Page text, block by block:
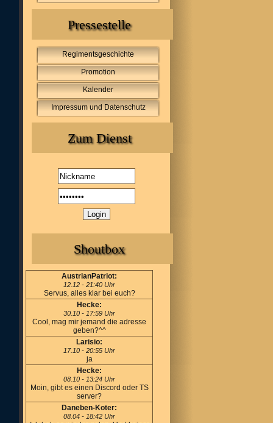
Pressestelle
Regimentsgeschichte
Promotion
Kalender
Impressum und Datenschutz
Zum Dienst
Shoutbox
AustrianPatriot:
12.12 - 21:40 Uhr
Servus, alles klar bei euch?
Hecke:
30.10 - 17:59 Uhr
Cool, mag mir jemand die adresse
geben?^^
Larisio:
17.10 - 20:55 Uhr
ja
Hecke:
08.10 - 13:24 Uhr
Moin, gibt es einen Discord oder TS
server?
Daneben-Koter:
08.04 - 18:42 Uhr